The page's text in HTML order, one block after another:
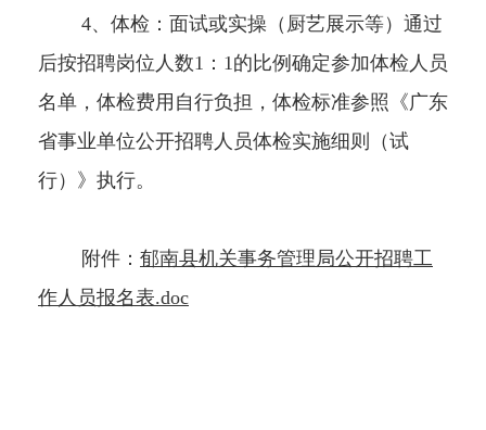
4、体检：面试或实操（厨艺展示等）通过
后按招聘岗位人数1：1的比例确定参加体检人员
名单，体检费用自行负担，体检标准参照《广东
省事业单位公开招聘人员体检实施细则（试
行）》执行。
附件： 郁南县机关事务管理局公开招聘工
作人员报名表.doc